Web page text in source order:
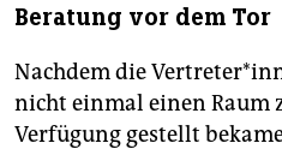
Beratung vor dem Tor
Nachdem die
nicht einmal einen Raum
Verfügung gestellt